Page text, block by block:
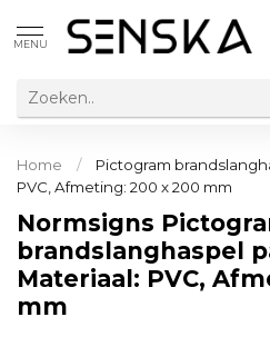
MENU
Home /
Pictogram
PVC, Afmeting: 200 x 200 mm
Normsigns
brandslanghaspel
Materiaal: PVC,
mm